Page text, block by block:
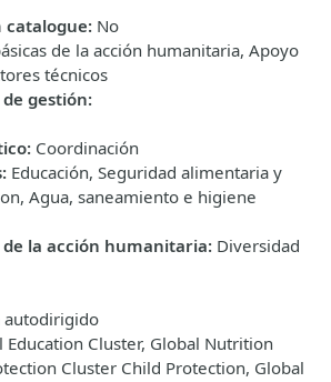
catalogue: No
de la acción humanitaria, Apoyo
técnicos
gestión:
: Coordinación
: Educación, Seguridad alimentaria y
Agua, saneamiento e higiene
de la acción humanitaria: Diversidad
autodirigido
Education Cluster, Global Nutrition
Cluster Child Protection, Global